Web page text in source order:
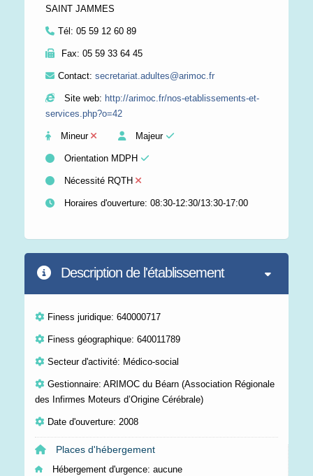
SAINT JAMMES
Tél: 05 59 12 60 89
Fax: 05 59 33 64 45
Contact: secretariat.adultes@arimoc.fr
Site web: http://arimoc.fr/nos-etablissements-et-
services.php?o=42
Mineur Majeur
Orientation MDPH
Nécessité RQTH
Horaires d'ouverture: 08:30-12:30/13:30-17:00
Description de l'établissement
Finess juridique: 640000717
Finess géographique: 640011789
Secteur d'activité: Médico-social
Gestionnaire: ARIMOC du Béarn (Association Régionale
des Infirmes Moteurs d’Origine Cérébrale)
Date d'ouverture: 2008
Places d'hébergement
Hébergement d'urgence: aucune